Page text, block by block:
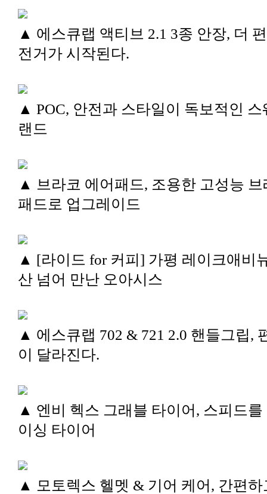
▲ 에스큐랩 액티브 2.1 3종 안장, 더
전거가 시작된다.
▲ POC, 안전과 스타일이 독보적인 스
랜드
▲ 브라코 에어패드, 조용한 고성능 브
패드로 업그레이드
▲ [라이드 for 커피] 가평 레이크애비
산 넘어 만난 오아시스
▲ 에스큐랩 702 & 721 2.0 핸들그립,
이 달라진다.
▲ 엔비 헥스 그래블 타이어, 스피드를
이싱 타이어
▲ 모토렉스 헬멧 & 기어 케어, 간편하